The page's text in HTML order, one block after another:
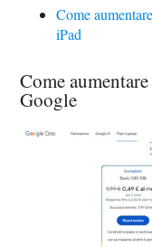
Come
iPad
Come
Google